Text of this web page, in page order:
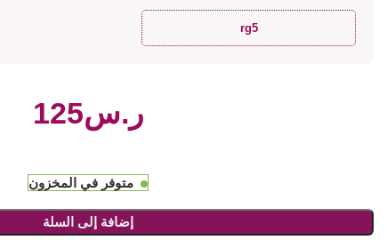
rg5
ر.س
متوفر في المخزون
إضافة إلى السلة